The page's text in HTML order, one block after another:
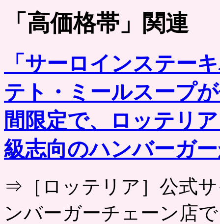
「 高価格帯 」関連
「サーロインステー
テト・ミールスープ
間限定で、ロッテリ
級志向のハンバーガ
⇒［ロッテリア］公式
ンバーガーチェーン店